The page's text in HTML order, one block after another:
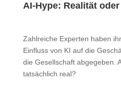
AI-Hype: Realität
Zahlreiche Experten haben
Einfluss von KI auf die
die Gesellschaft abgegeben.
tatsächlich real?